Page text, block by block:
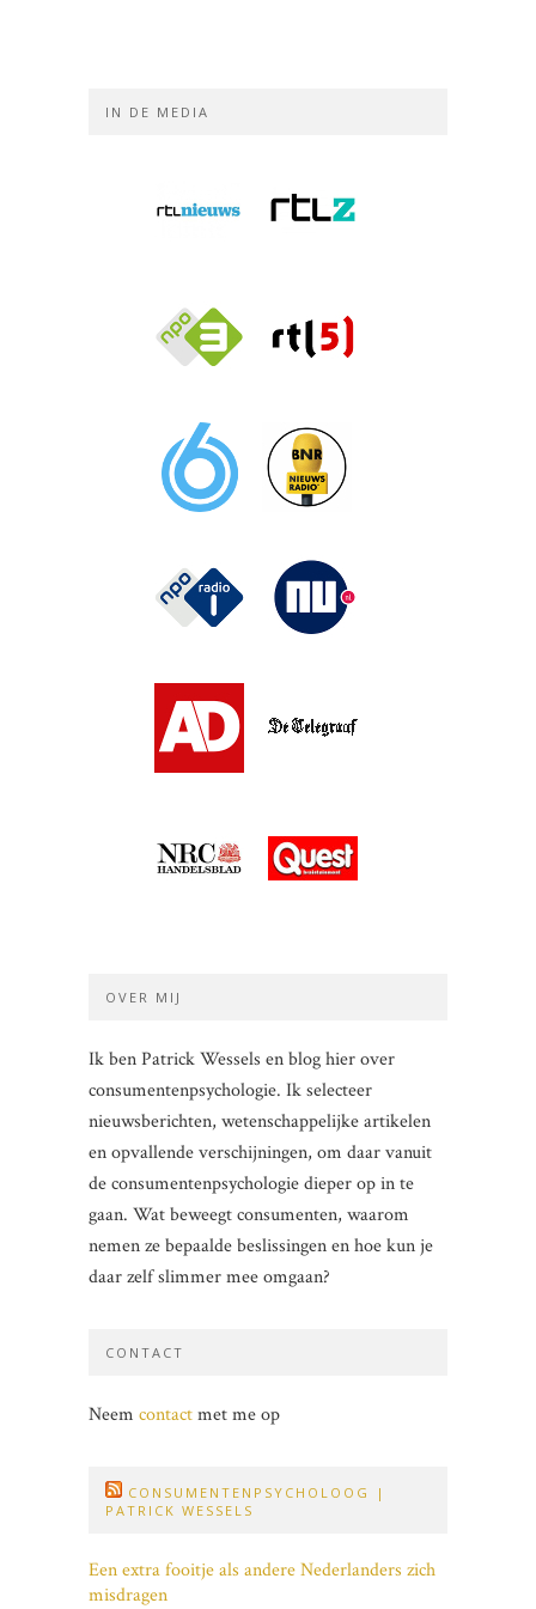
IN DE MEDIA
OVER MIJ
Ik ben Patrick Wessels en blog hier over
consumentenpsychologie. Ik selecteer
nieuwsberichten, wetenschappelijke artikelen
en opvallende verschijningen, om daar vanuit
de consumentenpsychologie dieper op in te
gaan. Wat beweegt consumenten, waarom
nemen ze bepaalde beslissingen en hoe kun je
daar zelf slimmer mee omgaan?
CONTACT
Neem contactmet me op
CONSUMENTENPSYCHOLOOG |
PATRICK WESSELS
Een extra fooitje als andere Nederlanders zich
misdragen